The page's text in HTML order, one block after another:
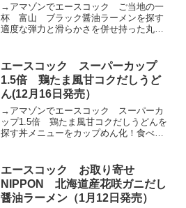
→アマゾンでエースコック ご当地の一
杯 富山 ブラック醤油ラーメンを探す
適度な弾力と滑らかさを併せ持った丸刃
液体スープを加えることでコク深い醤油
の風味を感じられ、最後ま...
エースコック スーパーカップ
1.5倍 鶏たま風甘コクだしうど
ん(12月16日発売）
→アマゾンでエースコック スーパーカ
ップ1.5倍 鶏たま風甘コクだしうどんを
探す丼メニューをカップめん化！食べ進
らしいめんです。適度に味付けを行い、
スープと相性良く仕上...
エースコック お取り寄せ
NIPPON 北海道産花咲ガニだし
醤油ラーメン（1月12日発売）